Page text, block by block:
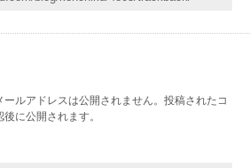
ルアドレスは公開されません。投稿されたコ
に公開されます。